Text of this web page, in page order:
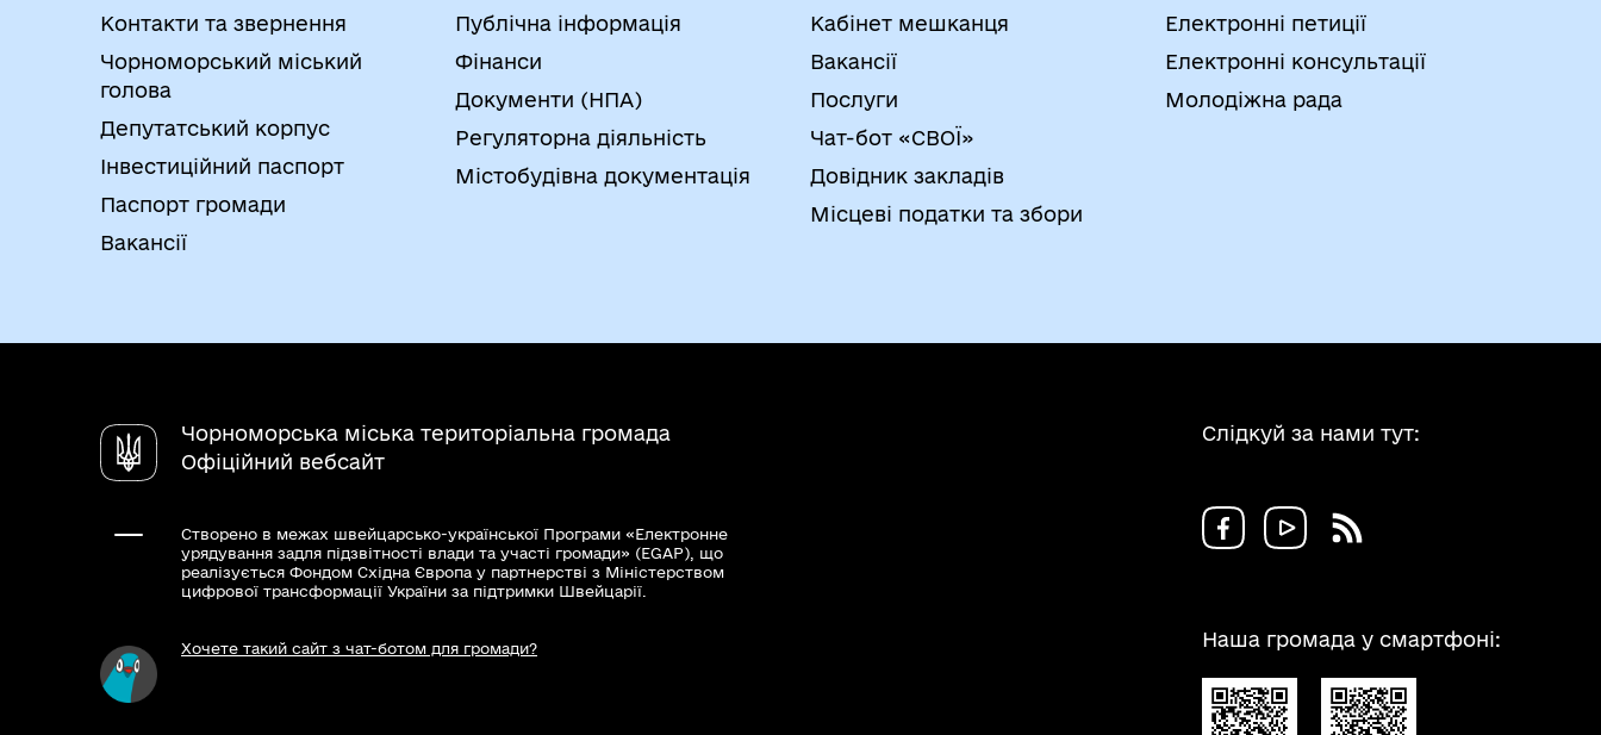
Контакти та звернення
Чорноморський міський
голова
Депутатський корпус
Інвестиційний паспорт
Паспорт громади
Вакансії
Публічна інформація
Фінанси
Документи (НПА)
Регуляторна діяльність
Містобудівна документація
Кабінет мешканця
Вакансії
Послуги
Чат-бот «СВОЇ»
Довідник закладів
Місцеві податки та збори
Електронні петиції
Електронні консультації
Молодіжна рада
Чорноморська міська територіальна громада
Офіційний вебсайт
Створено в межах швейцарсько-української Програми «Електронне
урядування задля підзвітності влади та участі громади» (EGAP), що
реалізується Фондом Східна Європа у партнерстві з Міністерством
цифрової трансформації України за підтримки Швейцарії.
Хочете такий сайт з чат-ботом для громади?
Слідкуй за нами тут:
Наша громада у смартфоні: